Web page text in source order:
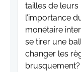
tailles de leurs
l’importance
monétaire
se tirer une
changer les